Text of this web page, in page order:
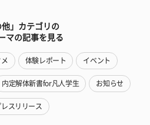
他」カテゴリの
マの記事を見る
体験レポート イベント
内定解体新書for凡人学生 お知らせ
レスリリース